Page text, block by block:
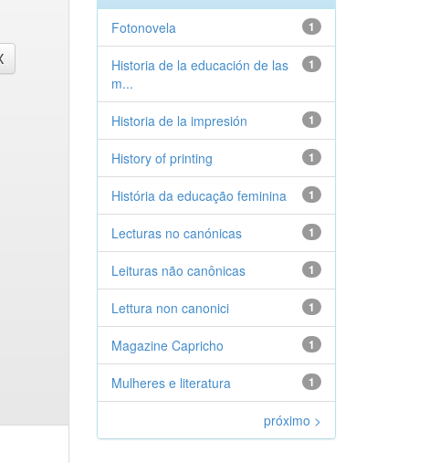
1
Fotonovela
1
Historia de la educación de las
m...
1
Historia de la impresión
1
History of printing
1
História da educação feminina
1
Lecturas no canónicas
1
Leituras não canônicas
1
Lettura non canonici
1
Magazine Capricho
1
Mulheres e literatura
próximo >